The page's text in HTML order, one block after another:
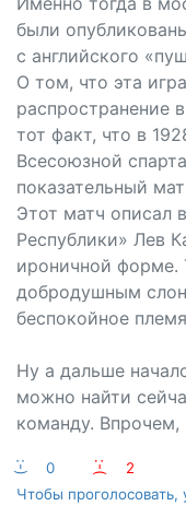
были
с английского
О том, что эта
распространение
тот факт, что в
Всесоюзной
показательный
Этот матч описал
Республики» Лев
ироничной форме.
добродушным
беспокойное
Ну а дальше
можно найти
команду. Впрочем,
:-) 0 :-(
2
Чтобы проголосовать,